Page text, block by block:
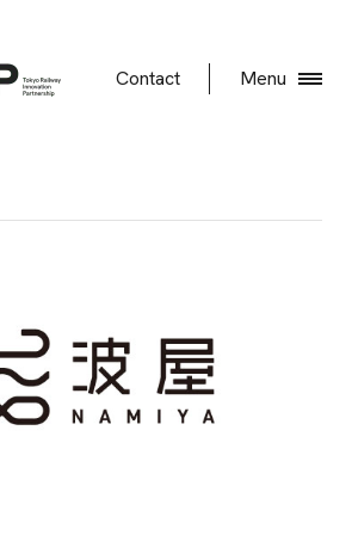
Contact Menu